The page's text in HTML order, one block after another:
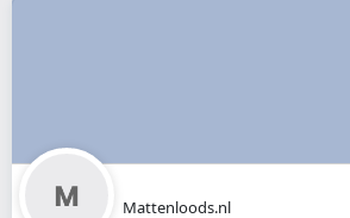
Mattenloods.nl